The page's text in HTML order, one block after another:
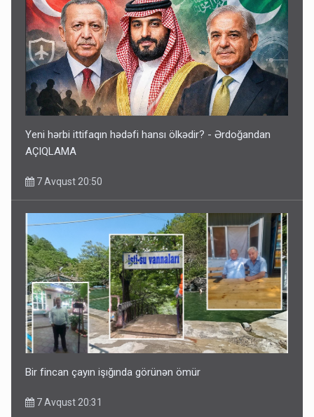
Yeni hərbi ittifaqın hədəfi hansı ölkədir? - Ərdoğandan
AÇIQLAMA
7 Avqust 20:50
Bir fincan çayın işığında görünən ömür
7 Avqust 20:31